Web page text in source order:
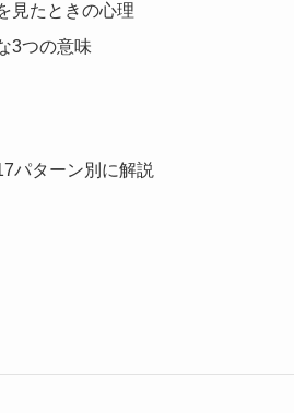
見たときの心理
3つの意味
パターン別に解説